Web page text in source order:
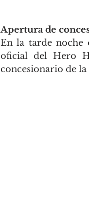
Apertura de
En la tarde noche
oficial del Hero
concesionario de la